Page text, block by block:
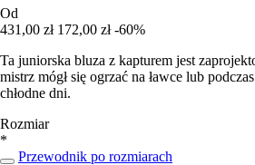
Od
431,00 zł 172,00 zł -60%
Ta juniorska bluza z kapturem jest
mistrz mógł się ogrzać na ławce lub
chłodne dni.
Rozmiar
*
Przewodnik po rozmiarach